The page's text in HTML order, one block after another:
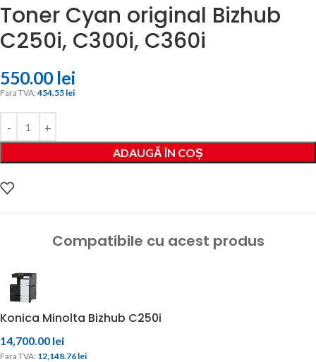
Toner Cyan original Bizhub
C250i, C300i, C360i
550.00 lei
Fara TVA: 454.55 lei
ADAUGĂ ÎN COȘ
Compatibile cu acest produs
Konica Minolta Bizhub C250i
14,700.00 lei
Fara TVA: 12,148.76 lei